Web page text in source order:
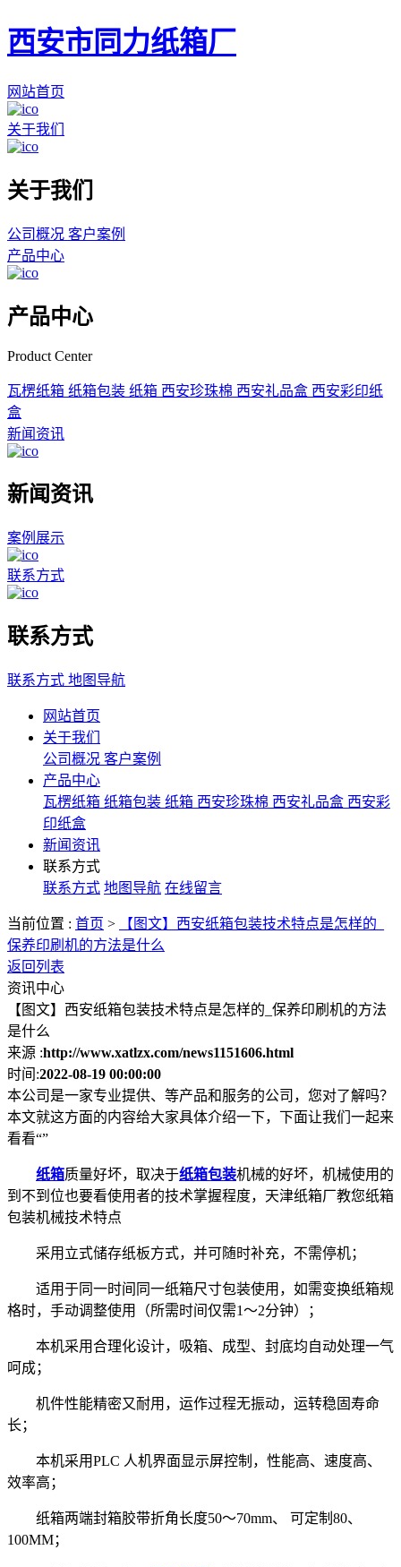
西安市同力纸箱厂
网站首页
关于我们
关于我们
公司概况 客户案例
产品中心
产品中心
Product Center
瓦楞纸箱 纸箱包装 纸箱 西安珍珠棉 西安礼品盒 西安彩印纸
盒
新闻资讯
新闻资讯
案例展示
联系方式
联系方式
联系方式 地图导航
网站首页
关于我们
公司概况 客户案例
产品中心
瓦楞纸箱 纸箱包装 纸箱 西安珍珠棉 西安礼品盒 西安彩
印纸盒
新闻资讯
联系方式
联系方式 地图导航 在线留言
当前位置 : 首页 >
【图文】西安纸箱包装技术特点是怎样的_
保养印刷机的方法是什么
返回列表
资讯中心
【图文】西安纸箱包装技术特点是怎样的_保养印刷机的方法
是什么
来源 :http://www.xatlzx.com/news1151606.html
时间:2022-08-19 00:00:00
本公司是一家专业提供、等产品和服务的公司，您对了解吗？
本文就这方面的内容给大家具体介绍一下，下面让我们一起来
看看“”
纸箱质量好坏，取决于纸箱包装机械的好坏，机械使用的
到不到位也要看使用者的技术掌握程度，天津纸箱厂教您纸箱
包装机械技术特点
采用立式储存纸板方式，并可随时补充，不需停机；
适用于同一时间同一纸箱尺寸包装使用，如需变换纸箱规
格时，手动调整使用（所需时间仅需1～2分钟）；
本机采用合理化设计，吸箱、成型、封底均自动处理一气
呵成；
机件性能精密又耐用，运作过程无振动，运转稳固寿命
长；
本机采用PLC 人机界面显示屏控制，性能高、速度高、
效率高；
纸箱两端封箱胶带折角长度50～70mm、 可定制80、
100MM；